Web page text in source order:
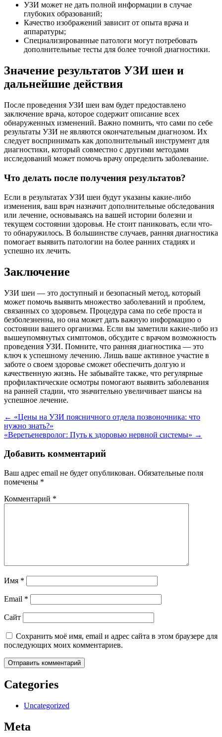
УЗИ может не дать полной информации в случае
глубоких образований;
Качество изображений зависит от опыта врача и
аппаратуры;
Специализированные патологи могут потребовать
дополнительные тесты для более точной диагностики.
Значение результатов УЗИ шеи и
дальнейшие действия
После проведения УЗИ шеи вам будет предоставлено
заключение врача, которое содержит описание всех
обнаруженных изменений. Важно помнить, что сами по себе
результаты УЗИ не являются окончательным диагнозом. Их
следует воспринимать как дополнительный инструмент для
диагностики, который совместно с другими методами
исследований может помочь врачу определить заболевание.
Что делать после получения результатов?
Если в результатах УЗИ шеи будут указаны какие-либо
изменения, ваш врач назначит дополнительные обследования
или лечение, основываясь на вашей истории болезни и
текущем состоянии здоровья. Не стоит паниковать, если что-
то обнаружилось. В большинстве случаев, ранняя диагностика
помогает выявить патологии на более ранних стадиях и
успешно их лечить.
Заключение
УЗИ шеи — это доступный и безопасный метод, который
может помочь выявить множество заболеваний и проблем,
связанных со здоровьем. Процедура сама по себе проста и
безболезненна, но она может дать важную информацию о
состоянии вашего организма. Если вы заметили какие-либо из
вышеупомянутых симптомов, обсудите с врачом возможность
проведения УЗИ. Помните, что ранняя диагностика — это
ключ к успешному лечению. Лишь ваше активное участие в
заботе о своем здоровье сможет обеспечить долгую и
качественную жизнь. Не забывайте также, что регулярные
профилактические осмотры помогают выявить заболевания
на ранней стадии, что значительно увеличивает шансы на
успешное лечение.
Навигация
по
записям
← «Цены на УЗИ поясничного отдела позвоночника: что
нужно знать?»
«Веретьеневролог: Путь к здоровью нервной системы» →
Добавить комментарий
Ваш адрес email не будет опубликован. Обязательные поля
помечены *
Комментарий *
Имя *
Email *
Сайт
Сохранить моё имя, email и адрес сайта в этом браузере для
последующих моих комментариев.
Categories
Uncategorized
Meta